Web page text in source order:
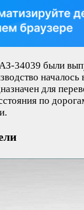
34039 были
началось
для
по